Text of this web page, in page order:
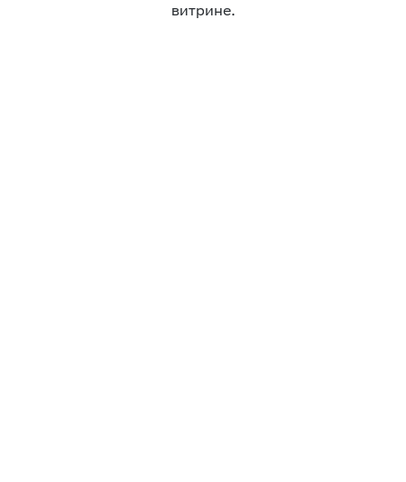
витрине.